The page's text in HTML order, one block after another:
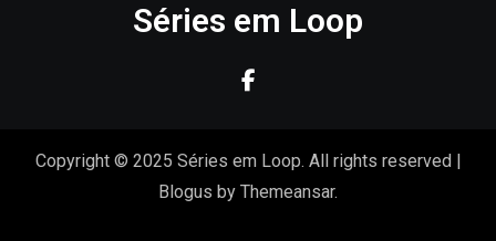
Séries em Loop
Copyright © 2025 Séries em Loop. All rights reserved |
Blogus by Themeansar.